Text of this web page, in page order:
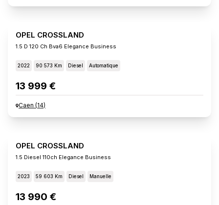
OPEL CROSSLAND
1.5 D 120 Ch Bva6 Elegance Business
2022 90 573 Km Diesel Automatique
13 999 €
Caen (14)
OPEL CROSSLAND
1.5 Diesel 110ch Elegance Business
2023 59 603 Km Diesel Manuelle
13 990 €